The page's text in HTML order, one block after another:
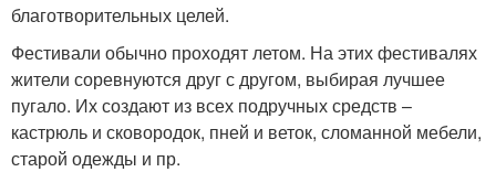
благотворительных целей.
Фестивали обычно проходят летом. На этих фестивалях
жители соревнуются друг с другом, выбирая лучшее
пугало. Их создают из всех подручных средств –
кастрюль и сковородок, пней и веток, сломанной мебели,
старой одежды и пр.